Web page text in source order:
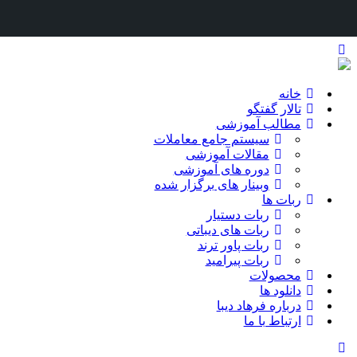
خانه
تالار گفتگو
مطالب آموزشی
سیستم جامع معاملات
مقالات آموزشی
دوره های آموزشی
وبینار های برگزار شده
ربات ها
ربات دستیار
ربات های دیباتی
ربات پاور ترند
ربات پیرامید
محصولات
دانلود ها
درباره فرهاد دیبا
ارتباط با ما